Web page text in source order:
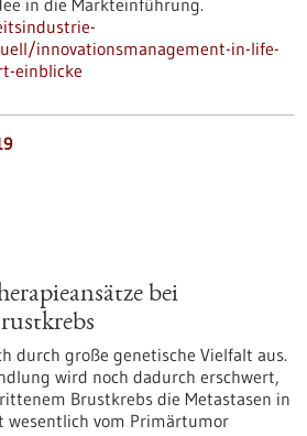
in die Markteinführung.
innovationsmanagement-in-life-
einblicke
bei
durch große genetische Vielfalt aus.
wird noch dadurch erschwert,
Brustkrebs die Metastasen in
wesentlich vom Primärtumor